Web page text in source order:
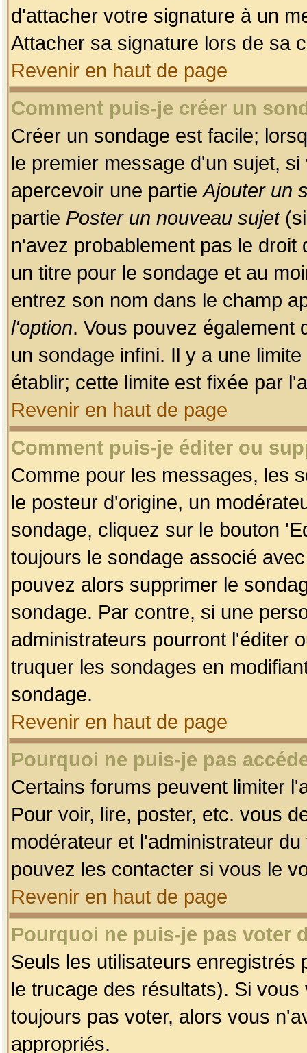
d'attacher votre signature à un
Attacher sa signature lors de sa
Revenir en haut de page
Comment puis-je créer un
Créer un sondage est facile;
le premier message d'un sujet,
apercevoir une partieAjouter un
partie Poster un nouveau sujet(si
n'avez probablement pas le
un titre pour le sondage et au
entrez son nom dans le champ
l'option. Vous pouvez également
un sondage infini. Il y a une
établir; cette limite est fixée par
Revenir en haut de page
Comment puis-je éditer ou
Comme pour les messages, les
le posteur d'origine, un
sondage, cliquez sur le bouton
toujours le sondage associé
pouvez alors supprimer le
sondage. Par contre, si une
administrateurs pourront l'éditer
truquer les sondages en
sondage.
Revenir en haut de page
Pourquoi ne puis-je pas
Certains forums peuvent limiter
Pour voir, lire, poster, etc. vous
modérateur et l'administrateur
pouvez les contacter si vous le
Revenir en haut de page
Pourquoi ne puis-je pas voter
Seuls les utilisateurs enregistrés
le trucage des résultats). Si
toujours pas voter, alors vous
appropriés.